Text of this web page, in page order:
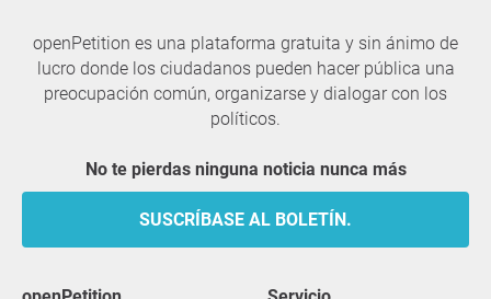
openPetition es una plataforma gratuita y sin ánimo de
lucro donde los ciudadanos pueden hacer pública una
preocupación común, organizarse y dialogar con los
políticos.
No te pierdas ninguna noticia nunca más
SUSCRÍBASE AL BOLETÍN.